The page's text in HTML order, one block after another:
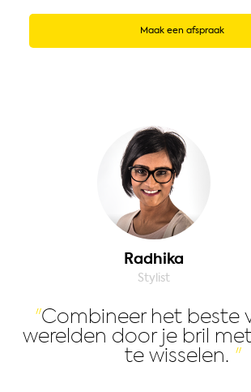
Maak een afspraak
Radhika
Stylist
Combineer het beste
werelden door je bril
te wisselen.